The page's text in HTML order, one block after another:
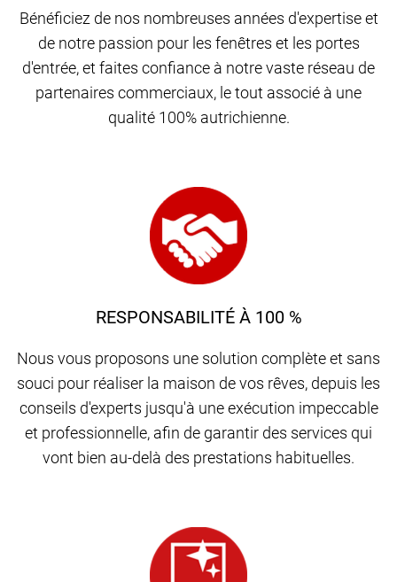
Bénéficiez de nos nombreuses années d'expertise et
de notre passion pour les fenêtres et les portes
d'entrée, et faites confiance à notre vaste réseau de
partenaires commerciaux, le tout associé à une
qualité 100% autrichienne.
RESPONSABILITÉ À 100 %
Nous vous proposons une solution complète et sans
souci pour réaliser la maison de vos rêves, depuis les
conseils d'experts jusqu'à une exécution impeccable
et professionnelle, afin de garantir des services qui
vont bien au-delà des prestations habituelles.